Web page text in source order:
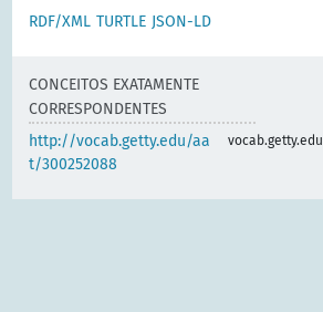
RDF/XML TURTLE JSON-LD
CONCEITOS EXATAMENTE
CORRESPONDENTES
http://vocab.getty.edu/aa
t/300252088
vocab.getty.edu